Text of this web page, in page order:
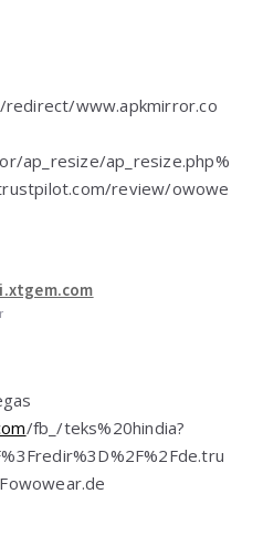
/redirect/www.apkmirror.co
ap_resize/ap_resize.php%
review/owowe
/fb_/teks%20hindia?